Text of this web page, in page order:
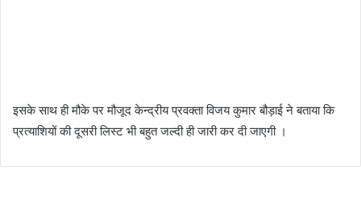
इसके साथ ही मौके पर मौजूद केन्द्रीय प्रवक्ता विजय कुमार बौड़ाई ने बताया कि
प्रत्याशियों की दूसरी लिस्ट भी बहुत जल्दी ही जारी कर दी जाएगी ।